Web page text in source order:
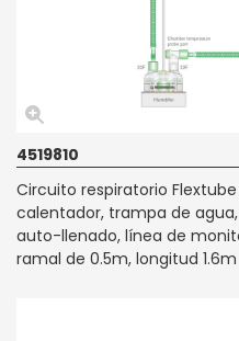
4519810
Circuito respiratorio
calentador, trampa de
auto-llenado, línea de
ramal de 0.5m, longitud 1.6m